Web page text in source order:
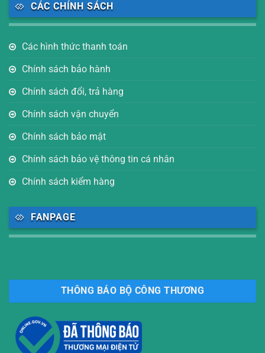
CÁC CHÍNH SÁCH
Các hình thức thanh toán
Chính sách bảo hành
Chính sách đổi, trả hàng
Chính sách vận chuyển
Chính sách bảo mật
Chính sách bảo vệ thông tin cá nhân
Chính sách kiểm hàng
FANPAGE
THÔNG BÁO BỘ CÔNG THƯƠNG